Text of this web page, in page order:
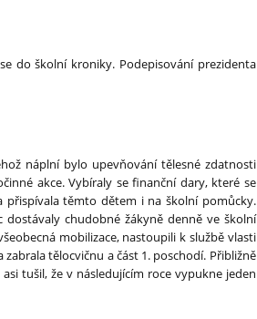
se do školní kroniky. Podepisování prezidenta
náplní bylo upevňování tělesné zdatnosti
akce. Vybíraly se finanční dary, které se
přispívala těmto dětem i na školní pomůcky.
chudobné žákyně denně ve školní
mobilizace, nastoupili k službě vlasti
tělocvičnu a část 1. poschodí. Přibližně
tušil, že v následujícím roce vypukne jeden